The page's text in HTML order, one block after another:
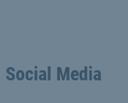
Social Media